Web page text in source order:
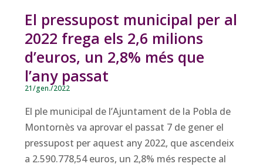
El pressupost municipal per al
2022 frega els 2,6 milions
d’euros, un 2,8% més que
l’any passat
21/gen./2022
El ple municipal de l’Ajuntament de la Pobla de
Montornès va aprovar el passat 7 de gener el
pressupost per aquest any 2022, que ascendeix
a 2.590.778,54 euros, un 2,8% més respecte al